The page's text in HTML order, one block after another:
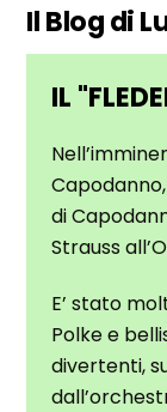
Il Blog di
IL
di
Strauss
E’ stato
Polke e
divertenti,